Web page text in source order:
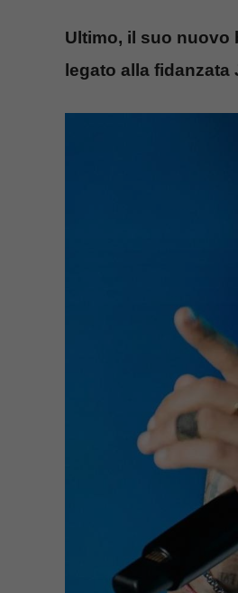
Ultimo, il suo nuovo
legato alla fidanzata